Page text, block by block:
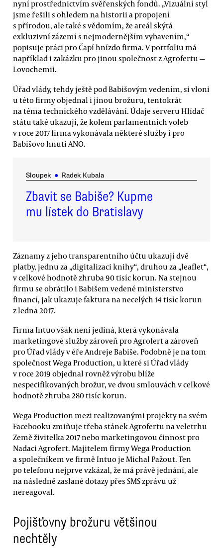
nyní prostřednictvím svěřenských fondů. „Vizuální styl
jsme řešili s ohledem na historii a propojení
s přírodou, ale také s vědomím, že areál skýtá
exkluzivní zázemí s nejmodernějším vybavením,“
popisuje práci pro Čapí hnízdo firma. V portfoliu má
například i zakázku pro jinou společnost z Agrofertu —
Lovochemii.
Úřad vlády, tehdy ještě pod Babišovým vedením, si vloni
u této firmy objednal i jinou brožuru, tentokrát
na téma technického vzdělávání. Údaje serveru Hlídač
státu také ukazují, že kolem parlamentních voleb
v roce 2017 firma vykonávala některé služby i pro
Babišovo hnutí ANO.
Sloupek ● Radek Kubala
Zbavit se Babiše? Kupme
mu lístek do Bratislavy
Záznamy z jeho transparentního účtu ukazují dvě
platby, jednu za „digitalizaci knihy“, druhou za „leaflet“,
v celkové hodnotě zhruba 90 tisíc korun. Na stejnou
firmu se obrátilo i Babišem vedené ministerstvo
financí, jak ukazuje faktura na necelých 14 tisíc korun
z ledna 2017.
Firma Intuo však není jediná, která vykonávala
marketingové služby zároveň pro Agrofert a zároveň
pro Úřad vlády v éře Andreje Babiše. Podobně je na tom
společnost Wega Production, u které si Úřad vlády
v roce 2019 objednal rovněž výrobu blíže
nespecifikovaných brožur, ve dvou smlouvách v celkové
hodnotě zhruba 280 tisíc korun.
Wega Production mezi realizovanými projekty na svém
Facebooku zmiňuje třeba stánek Agrofertu na veletrhu
Země živitelka 2017 nebo marketingovou činnost pro
Nadaci Agrofert. Majitelem firmy Wega Production
a společníkem ve firmě Intuo je Michal Pažout. Ten
po telefonu nejprve vzkázal, že má právě jednání, ale
na následně zaslané dotazy přes SMS zprávu už
nereagoval.
Pojišťovny brožuru většinou
nechtěly